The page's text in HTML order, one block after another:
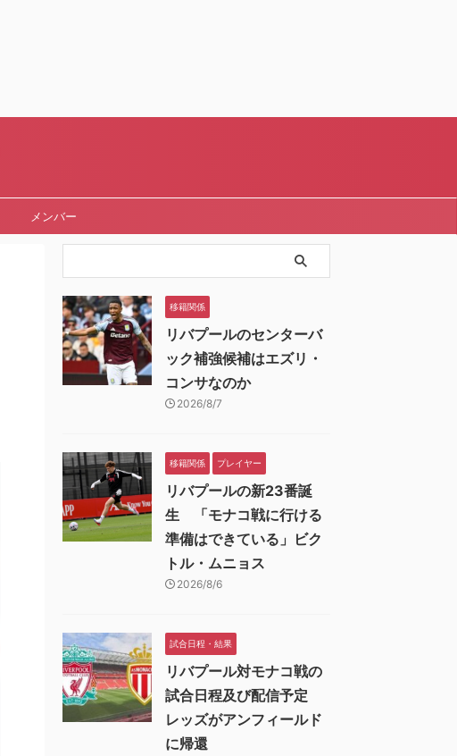
メンバー
移籍関係
リバプールのセンターバ
ック補強候補はエズリ・
コンサなのか
2026/8/7
移籍関係 プレイヤー
リバプールの新23番誕
生 「モナコ戦に行ける
準備はできている」ビク
トル・ムニョス
2026/8/6
試合日程・結果
リバプール対モナコ戦の
試合日程及び配信予定
レッズがアンフィールド
に帰還